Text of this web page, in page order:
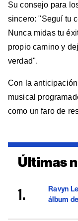
Su consejo para
sincero: "Seguí tu
Nunca midas tu
propio camino y
verdad".
Con la
musical
como un faro de
Últimas
Ravyn
álbum